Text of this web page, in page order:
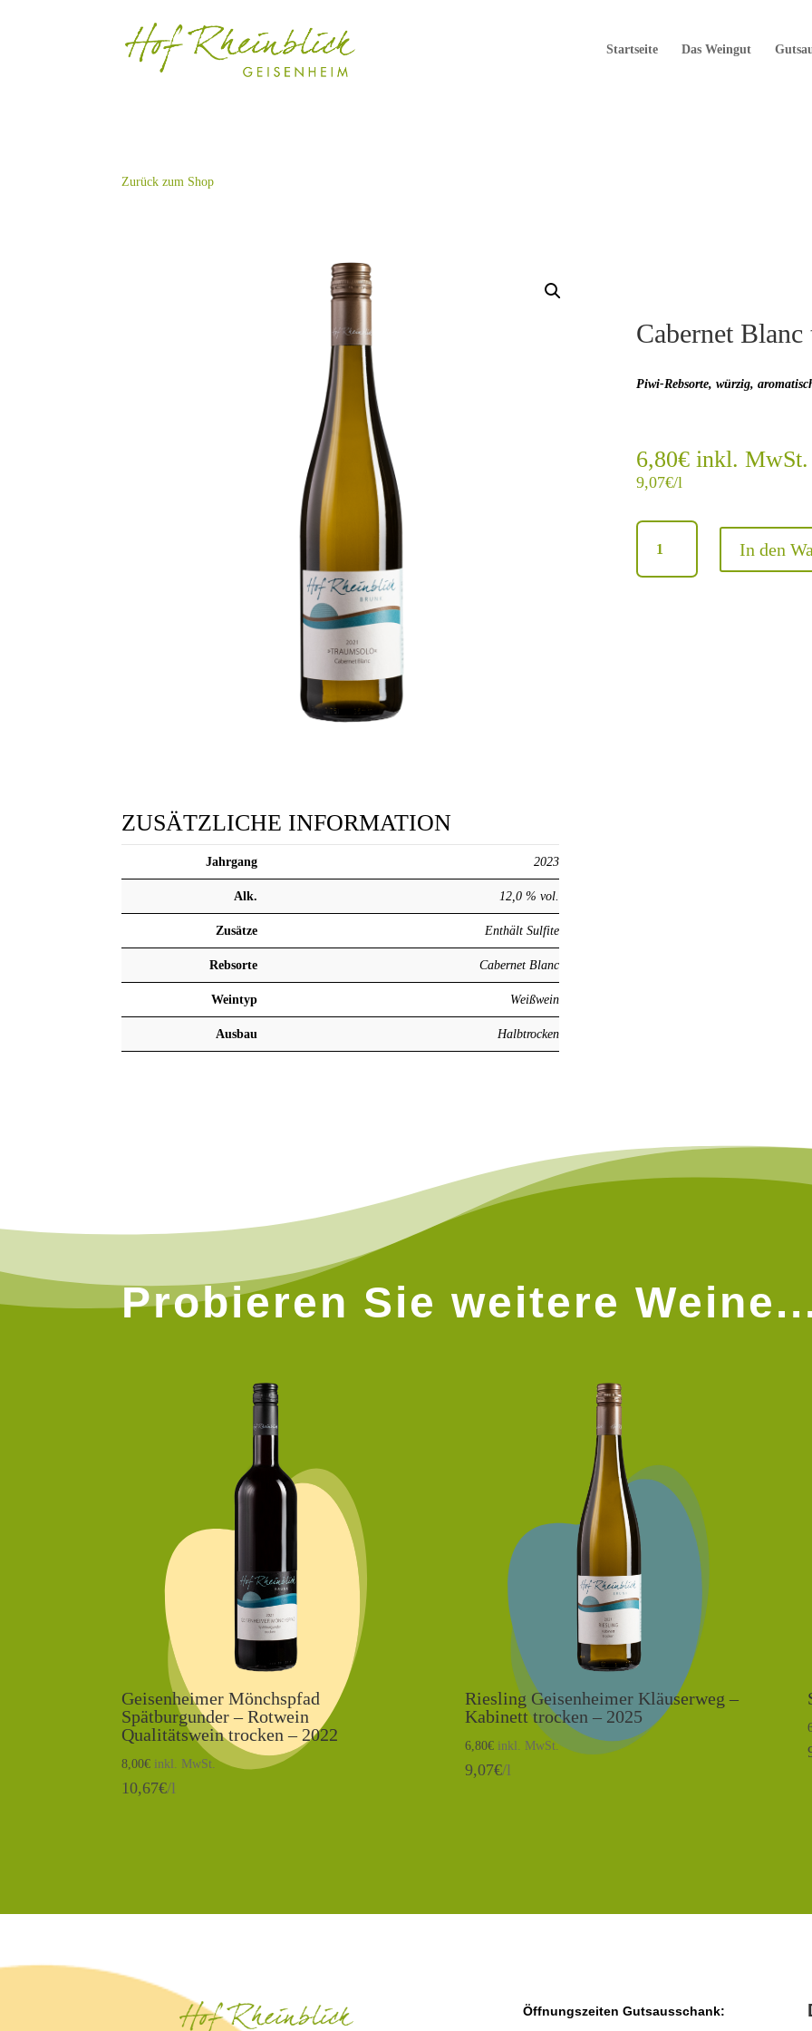
Startseite Das Weingut
Zurück zum Shop
Cabernet
Piwi-Rebsorte, würzig,
6,80€ inkl. MwSt.
9,07€/l
Cabernet
Blanc
trocken-
In den
ZUSÄTZLICHE INFORMATION
Jahrgang 2023
Alk. 12,0 % vol.
Zusätze Enthält Sulfite
Rebsorte Cabernet Blanc
Weintyp Weißwein
Ausbau Halbtrocken
Probieren Sie weitere
Geisenheimer Mönchspfad
Spätburgunder – Rotwein
Qualitätswein trocken – 2022
8,00€ inkl. MwSt.
10,67€/l
Riesling Geisenheimer Kläuserweg –
Kabinett trocken – 2025
6,80€ inkl. MwSt.
9,07€/l
Öffnungszeiten Gutsausschank: